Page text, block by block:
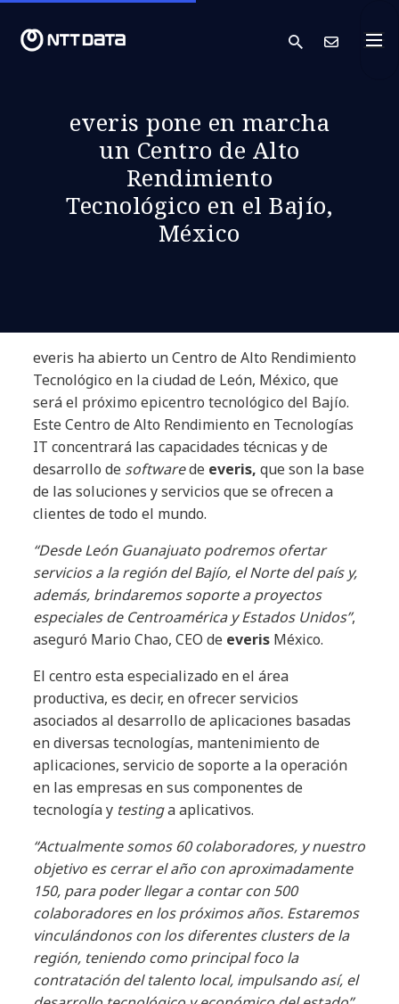
search
everis pone en marcha
un Centro de Alto
Rendimiento
Tecnológico en el Bajío,
México
everis ha abierto un Centro de Alto Rendimiento
Tecnológico en la ciudad de León, México, que
será el próximo epicentro tecnológico del Bajío.
Este Centro de Alto Rendimiento en Tecnologías
IT concentrará las capacidades técnicas y de
desarrollo de softwarede everis, que son la base
de las soluciones y servicios que se ofrecen a
clientes de todo el mundo.
“Desde León Guanajuato podremos ofertar
servicios a la región del Bajío, el Norte del país y,
además, brindaremos soporte a proyectos
especiales de Centroamérica y Estados Unidos”,
aseguró Mario Chao, CEO de everis México.
El centro esta especializado en el área
productiva, es decir, en ofrecer servicios
asociados al desarrollo de aplicaciones basadas
en diversas tecnologías, mantenimiento de
aplicaciones, servicio de soporte a la operación
en las empresas en sus componentes de
tecnología y testinga aplicativos.
“Actualmente somos 60 colaboradores, y nuestro
objetivo es cerrar el año con aproximadamente
150, para poder llegar a contar con 500
colaboradores en los próximos años. Estaremos
vinculándonos con los diferentes clusters de la
región, teniendo como principal foco la
contratación del talento local, impulsando así, el